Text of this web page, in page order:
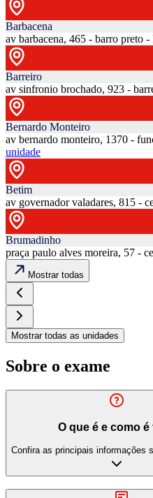
Barbacena
av barbacena, 465 - barro preto
Barreiro
av sinfronio brochado, 923 -
Bernardo Monteiro
av bernardo monteiro, 1370 -
unidade
Betim
av governador valadares, 815 -
Brumadinho
praça paulo alves moreira, 57 -
Mostrar todas
Mostrar todas as unidades
Sobre o exame
O que é e como é
Confira as principais informações